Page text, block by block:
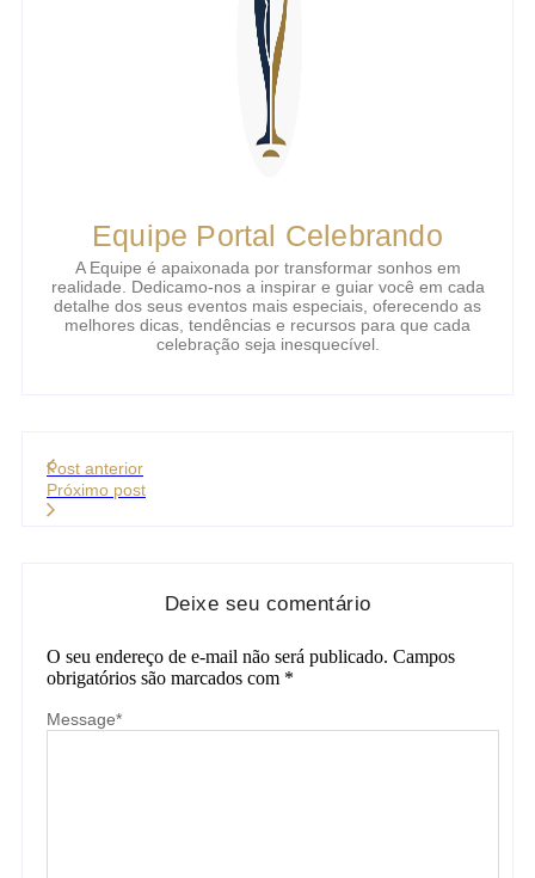
Equipe Portal Celebrando
A Equipe é apaixonada por transformar sonhos em
realidade. Dedicamo-nos a inspirar e guiar você em cada
detalhe dos seus eventos mais especiais, oferecendo as
melhores dicas, tendências e recursos para que cada
celebração seja inesquecível.
Post anterior
Próximo post
Deixe seu comentário
O seu endereço de e-mail não será publicado. Campos
obrigatórios são marcados com *
Message*